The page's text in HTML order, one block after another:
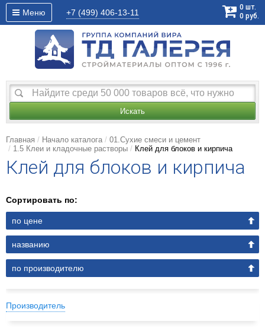
Меню +7 (499) 406-13-11
0 шт.
0 руб.
Искать
Главная Начало каталога
01.Сухие смеси и цемент
1.5 Клеи и кладочные растворы
Клей для блоков и кирпича
Клей для блоков и кирпича
Сортировать по:
по цене
названию
по производителю
Производитель